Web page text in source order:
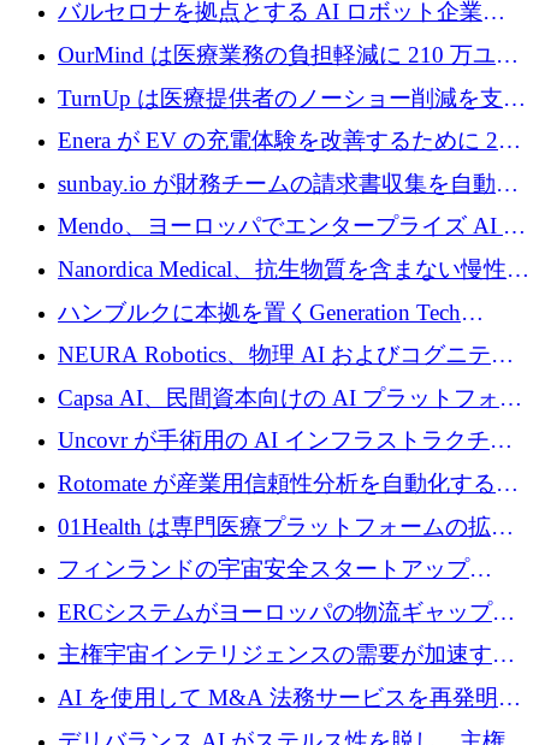
バルセロナを拠点とする AI ロボット企業
Theker が 8,500 万ドルを調達
OurMind は医療業務の負担軽減に 210 万ユー
ロを寄付
TurnUp は医療提供者のノーショー削減を支援
するために 200 万ユーロを調達
Enera が EV の充電体験を改善するために 200
万ドルを調達
sunbay.io が財務チームの請求書収集を自動化
するために 55 万ユーロを調達
Mendo、ヨーロッパでエンタープライズ AI 導
入を拡大するために 1,200 万ユーロを確保
Nanordica Medical、抗生物質を含まない慢性創
傷治療薬を市場に投入するために 160 万ユー
ロを調達
ハンブルクに本拠を置くGeneration Tech
Partnersが5,000万ユーロのAIロールアップファ
NEURA Robotics、物理 AI およびコグニティ
ブ ロボティクス プラットフォームを拡張する
ためにシリーズ C で最大 14 億ドルを確保
Capsa AI、民間資本向けの AI プラットフォー
ムを拡大するために 1,800 万ドルを調達
Uncovr が手術用の AI インフラストラクチャ
を構築するために 700 万ドルを調達
Rotomate が産業用信頼性分析を自動化するた
めに 210 万ユーロを調達
01Health は専門医療プラットフォームの拡大
に 1,500 万ドルを確保
フィンランドの宇宙安全スタートアップ
Aavuus が、スペースデブリ追跡に取り組むプ
レシード資金を獲得
ERCシステムがヨーロッパの物流ギャップを
埋めるために設計された重量物運搬用eVTOL
であるVictorを発表
主権宇宙インテリジェンスの需要が加速する
中、ICEYEは評価額100億ユーロ以上で4億
5,000万ユーロを調達
AI を使用して M&A 法務サービスを再発明す
るために 110 万ユーロを適切に確保